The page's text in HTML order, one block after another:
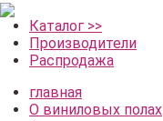
Каталог >>
Производители
Распродажа
главная
О виниловых полах